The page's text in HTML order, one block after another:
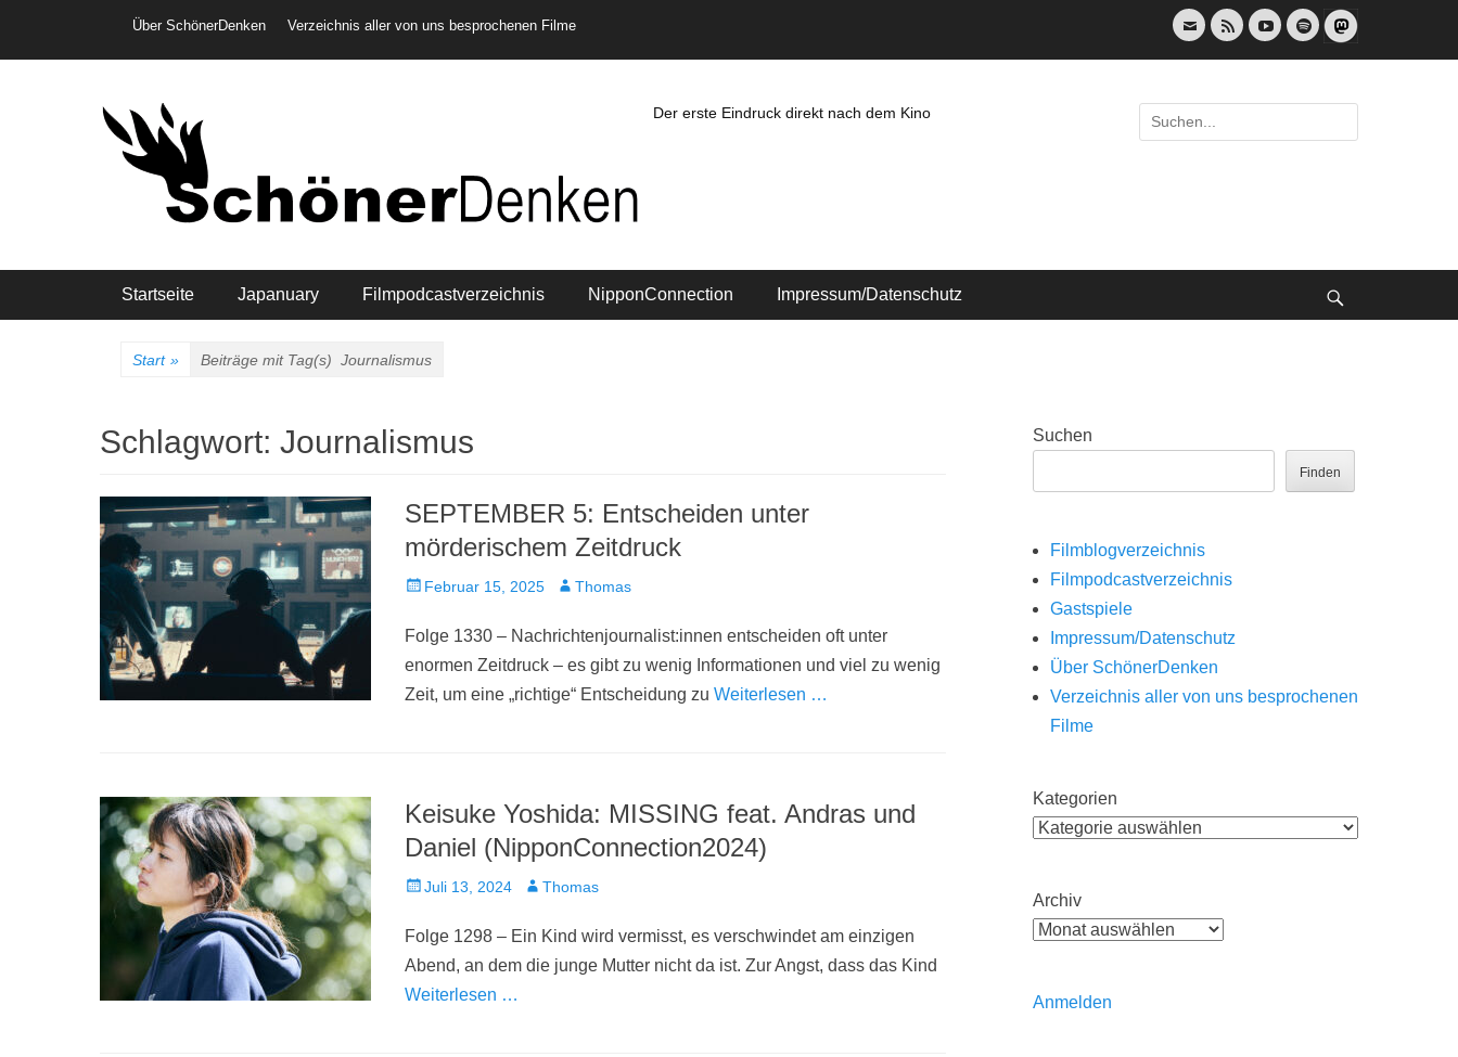
Header-Menü
Über SchönerDenken Verzeichnis aller von uns besprochenen Filme
E-
Mail
Feed YouTubeSpotify
Der erste Eindruck direkt nach dem Kino
Suche
nach:
Hauptmenü
Startseite Japanuary Filmpodcastverzeichnis NipponConnection Impressum/Datenschutz
Start » Beiträge mit Tag(s) Journalismus
Schlagwort: Journalismus
SEPTEMBER 5: Entscheiden unter
mörderischem Zeitdruck
Veröffentlicht
Februar 15, 2025 AutorThomas
Folge 1330 – Nachrichtenjournalist:innen entscheiden oft unter
enormen Zeitdruck – es gibt zu wenig Informationen und viel zu wenig
Zeit, um eine „richtige“ Entscheidung zu Weiterlesen …
Keisuke Yoshida: MISSING feat. Andras und
Daniel (NipponConnection2024)
Veröffentlicht
Juli 13, 2024 AutorThomas
Folge 1298 – Ein Kind wird vermisst, es verschwindet am einzigen
Abend, an dem die junge Mutter nicht da ist. Zur Angst, dass das Kind
Weiterlesen …
Suchen
Finden
Filmblogverzeichnis
Filmpodcastverzeichnis
Gastspiele
Impressum/Datenschutz
Über SchönerDenken
Verzeichnis aller von uns besprochenen
Filme
Kategorien
Archiv
Anmelden